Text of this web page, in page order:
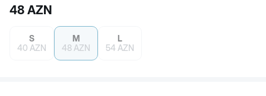
48 AZN
S
40 AZN
M
48 AZN
L
54 AZN